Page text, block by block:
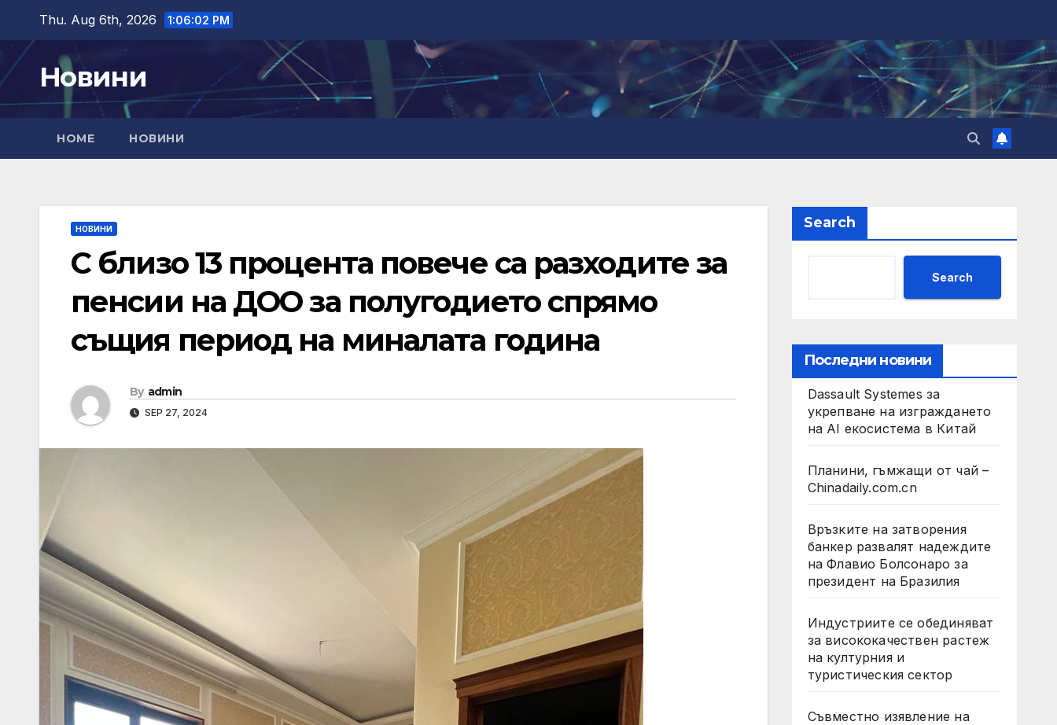
content
Thu. Aug 6th, 2026 1:06:03 PM
Новини
HOME НОВИНИ
НОВИНИ
С близо 13 процента повече са разходите за
пенсии на ДОО за полугодието спрямо
същия период на миналата година
By admin
SEP 27, 2024
Search
Search
Последни новини
Dassault Systemes за
укрепване на изграждането
на AI екосистема в Китай
Планини, гъмжащи от чай –
Chinadaily.com.cn
Връзките на затворения
банкер развалят надеждите
на Флавио Болсонаро за
президент на Бразилия
Индустриите се обединяват
за висококачествен растеж
на културния и
туристическия сектор
Съвместно изявление на